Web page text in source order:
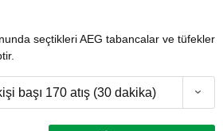
seçtikleri AEG tabancalar ve tüfekler
başı 170 atış (30 dakika)